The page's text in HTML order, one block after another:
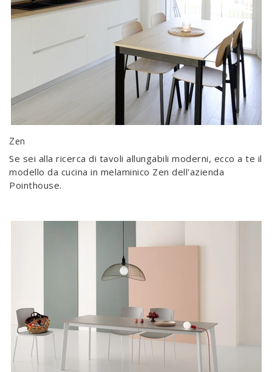
Zen
Se sei alla ricerca di tavoli allungabili moderni, ecco a te il
modello da cucina in melaminico Zen dell'azienda
Pointhouse.